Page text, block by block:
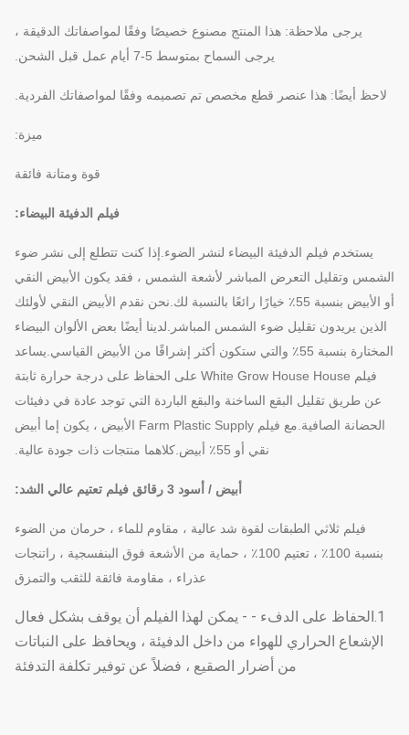
يرجى ملاحظة: هذا المنتج مصنوع خصيصًا وفقًا لمواصفاتك الدقيقة ،
يرجى السماح بمتوسط ​​5-7 أيام عمل قبل الشحن.
لاحظ أيضًا: هذا عنصر قطع مخصص تم تصميمه وفقًا لمواصفاتك الفردية.
ميزة:
قوة ومتانة فائقة
فيلم الدفيئة البيضاء:
يستخدم فيلم الدفيئة البيضاء لنشر الضوء.إذا كنت تتطلع إلى نشر ضوء
الشمس وتقليل التعرض المباشر لأشعة الشمس ، فقد يكون الأبيض النقي
أو الأبيض بنسبة 55٪ خيارًا رائعًا بالنسبة لك.نحن نقدم الأبيض النقي لأولئك
الذين يريدون تقليل ضوء الشمس المباشر.لدينا أيضًا بعض الألوان البيضاء
المختارة بنسبة 55٪ والتي ستكون أكثر إشراقًا من الأبيض القياسي.يساعد
فيلم White Grow House House على الحفاظ على درجة حرارة ثابتة
عن طريق تقليل البقع الساخنة والبقع الباردة التي توجد عادة في دفيئات
الحضانة الصافية.مع فيلم Farm Plastic Supply الأبيض ، يكون إما أبيض
نقي أو 55٪ أبيض.كلاهما منتجات ذات جودة عالية.
أبيض / أسود 3 رقائق فيلم تعتيم عالي الشد:
فيلم ثلاثي الطبقات لقوة شد عالية ، مقاوم للماء ، حرمان من الضوء
بنسبة 100٪ ، تعتيم 100٪ ، حماية من الأشعة فوق البنفسجية ، راتنجات
عذراء ، مقاومة فائقة للثقب والتمزق
1.الحفاظ على الدفء - - يمكن لهذا الفيلم أن يوقف بشكل فعال
الإشعاع الحراري للهواء من داخل الدفيئة ، ويحافظ على النباتات
من أضرار الصقيع ، فضلاً عن توفير تكلفة التدفئة